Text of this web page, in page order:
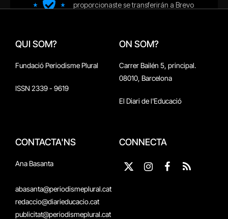
QUI SOM?
Fundació Periodisme Plural
ISSN 2339 - 9619
ON SOM?
Carrer Bailén 5, principal.
08010, Barcelona
El Diari de l'Educació
CONTACTA'NS
Ana Basanta
abasanta@periodismeplural.cat
redaccio@diarieducacio.cat
publicitat@periodismeplural.cat
CONNECTA
X
Instagram
Facebook
RSS